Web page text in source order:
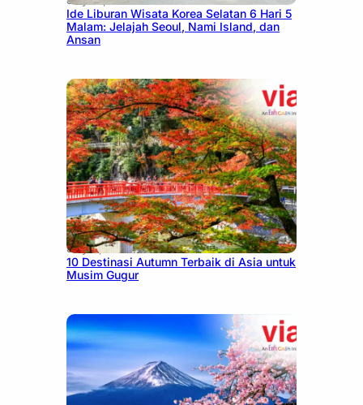
Ide Liburan Wisata Korea Selatan 6 Hari 5
Malam: Jelajah Seoul, Nami Island, dan
Ansan
July 9, 2026
10 Destinasi Autumn Terbaik di Asia untuk
Musim Gugur